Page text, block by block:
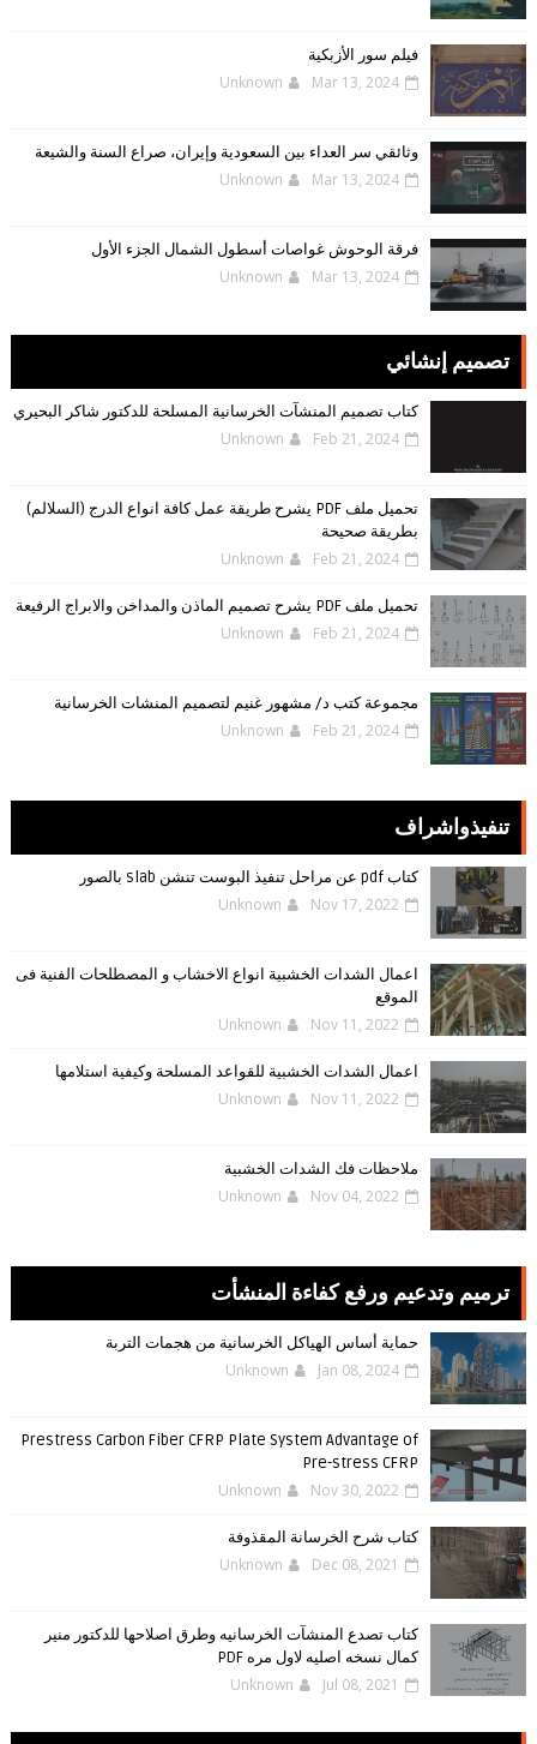
فيلم سور الأزبكية
Unknown Mar 13, 2024
وثائقي سر العداء بين السعودية وإيران، صراع السنة والشيعة
Unknown Mar 13, 2024
فرقة الوحوش غواصات أسطول الشمال الجزء الأول
Unknown Mar 13, 2024
تصميم إنشائي
كتاب تصميم المنشآت الخرسانية المسلحة للدكتور شاكر البحيري
Unknown Feb 21, 2024
تحميل ملف PDF يشرح طريقة عمل كافة انواع الدرج (السلالم)
بطريقة صحيحة
Unknown Feb 21, 2024
تحميل ملف PDF يشرح تصميم الماذن والمداخن والابراج الرفيعة
Unknown Feb 21, 2024
مجموعة كتب د/ مشهور غنيم لتصميم المنشات الخرسانية
Unknown Feb 21, 2024
تنفيذواشراف
كتاب pdf عن مراحل تنفيذ البوست تنشن slab بالصور
Unknown Nov 17, 2022
اعمال الشدات الخشبية انواع الاخشاب و المصطلحات الفنية فى
الموقع
Unknown Nov 11, 2022
اعمال الشدات الخشبية للقواعد المسلحة وكيفية استلامها
Unknown Nov 11, 2022
ملاحظات فك الشدات الخشبية
Unknown Nov 04, 2022
ترميم وتدعيم ورفع كفاءة المنشأت
حماية أساس الهياكل الخرسانية من هجمات التربة
Unknown Jan 08, 2024
Prestress Carbon Fiber CFRP Plate System Advantage of
Pre-stress CFRP
Unknown Nov 30, 2022
كتاب شرح الخرسانة المقذوفة
Unknown Dec 08, 2021
كتاب تصدع المنشآت الخرسانيه وطرق اصلاحها للدكتور منير
كمال نسخه اصليه لاول مره PDF
Unknown Jul 08, 2021